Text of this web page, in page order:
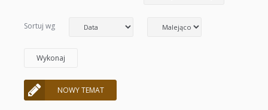
Sortuj wg
NOWY TEMAT